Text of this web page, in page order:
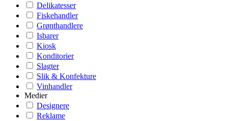
Delikatesser
Fiskehandler
Grønthandlere
Isbarer
Kiosk
Konditorier
Slagter
Slik & Konfekture
Vinhandler
Medier
Designere
Reklame